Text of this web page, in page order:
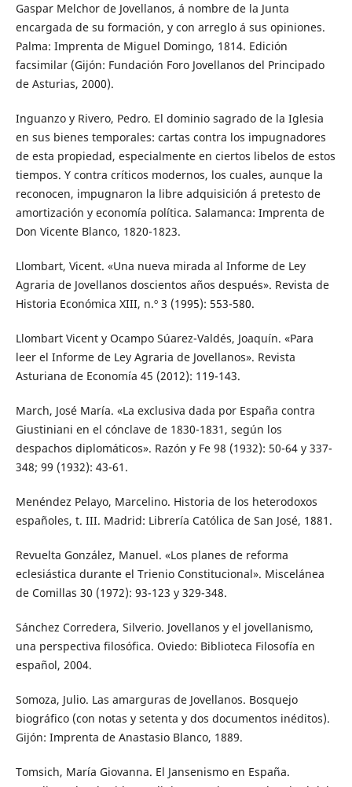
Gaspar Melchor de Jovellanos, á nombre de la Junta
encargada de su formación, y con arreglo á sus opiniones.
Palma: Imprenta de Miguel Domingo, 1814. Edición
facsimilar (Gijón: Fundación Foro Jovellanos del Principado
de Asturias, 2000).
Inguanzo y Rivero, Pedro. El dominio sagrado de la Iglesia
en sus bienes temporales: cartas contra los impugnadores
de esta propiedad, especialmente en ciertos libelos de estos
tiempos. Y contra críticos modernos, los cuales, aunque la
reconocen, impugnaron la libre adquisición á pretesto de
amortización y economía política. Salamanca: Imprenta de
Don Vicente Blanco, 1820-1823.
Llombart, Vicent. «Una nueva mirada al Informe de Ley
Agraria de Jovellanos doscientos años después». Revista de
Historia Económica XIII, n.º 3 (1995): 553-580.
Llombart Vicent y Ocampo Súarez-Valdés, Joaquín. «Para
leer el Informe de Ley Agraria de Jovellanos». Revista
Asturiana de Economía 45 (2012): 119-143.
March, José María. «La exclusiva dada por España contra
Giustiniani en el cónclave de 1830-1831, según los
despachos diplomáticos». Razón y Fe 98 (1932): 50-64 y 337-
348; 99 (1932): 43-61.
Menéndez Pelayo, Marcelino. Historia de los heterodoxos
españoles, t. III. Madrid: Librería Católica de San José, 1881.
Revuelta González, Manuel. «Los planes de reforma
eclesiástica durante el Trienio Constitucional». Miscelánea
de Comillas 30 (1972): 93-123 y 329-348.
Sánchez Corredera, Silverio. Jovellanos y el jovellanismo,
una perspectiva filosófica. Oviedo: Biblioteca Filosofía en
español, 2004.
Somoza, Julio. Las amarguras de Jovellanos. Bosquejo
biográfico (con notas y setenta y dos documentos inéditos).
Gijón: Imprenta de Anastasio Blanco, 1889.
Tomsich, María Giovanna. El Jansenismo en España.